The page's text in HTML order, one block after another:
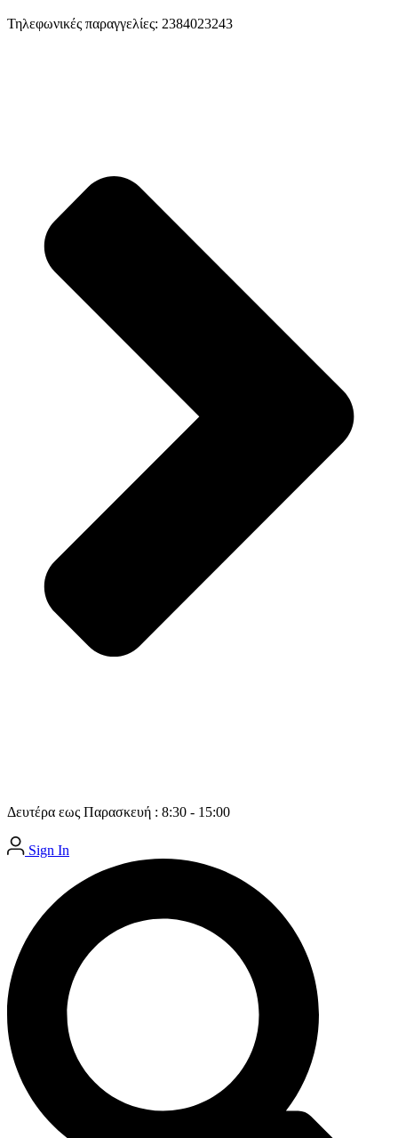
Τηλεφωνικές παραγγελίες: 2384023243
Δευτέρα εως Παρασκευή : 8:30 - 15:00
Sign In